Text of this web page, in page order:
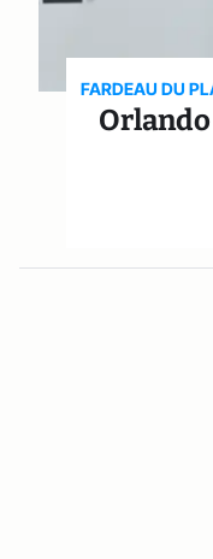
FARDEAU DU